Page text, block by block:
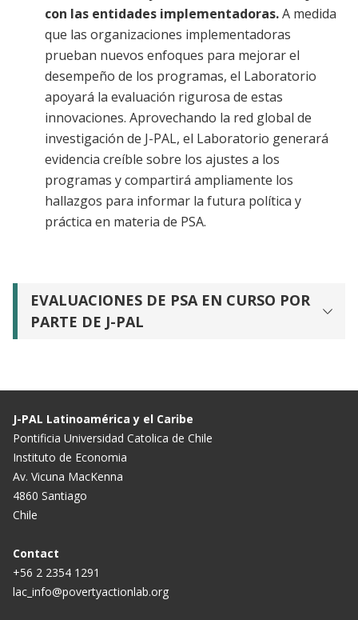
con las entidades implementadoras.A medida
que las organizaciones implementadoras
prueban nuevos enfoques para mejorar el
desempeño de los programas, el Laboratorio
apoyará la evaluación rigurosa de estas
innovaciones. Aprovechando la red global de
investigación de J-PAL, el Laboratorio generará
evidencia creíble sobre los ajustes a los
programas y compartirá ampliamente los
hallazgos para informar la futura política y
práctica en materia de PSA.
EVALUACIONES DE PSA EN CURSO POR
PARTE DE J-PAL
J-PAL Latinoamérica y el Caribe
Pontificia Universidad Catolica de Chile
Instituto de Economia
Av. Vicuna MacKenna
4860 Santiago
Chile
Contact
+56 2 2354 1291
lac_info@povertyactionlab.org